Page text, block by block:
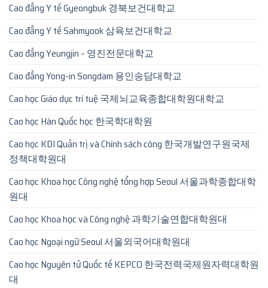
Cao đẳng Y tế Gyeongbuk 경북보건대학교
Cao đẳng Y tế Sahmyook 삼육보건대학교
Cao đẳng Yeungjin – 영진전문대학교
Cao đẳng Yong-in Songdam 용인송담대학교
Cao học Giáo dục trí tuệ 국제뇌교육종합대학원대학교
Cao học Hàn Quốc học 한국학대학원
Cao học KDI Quản trị và Chính sách công 한국개발연구원국제
정책대학원대
Cao học Khoa học Công nghệ tổng hợp Seoul 서울과학종합대학
원대
Cao học Khoa học và Công nghệ 과학기술연합대학원대
Cao học Ngoại ngữ Seoul 서울외국어대학원대
Cao học Nguyên tử Quốc tế KEPCO 한국전력국제원자력대학원
대